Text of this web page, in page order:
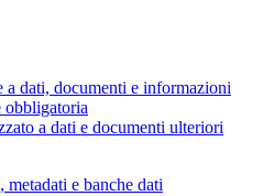
a dati, documenti e informazioni
obbligatoria
a dati e documenti ulteriori
e banche dati